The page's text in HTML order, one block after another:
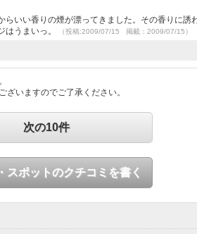
いい香りの煙が漂ってきました。その香りに誘
はうまいっ。
（投稿:2009/07/15 掲載：2009/07/15）
いますのでご了承ください。
次の10件
スポットのクチコミを書く